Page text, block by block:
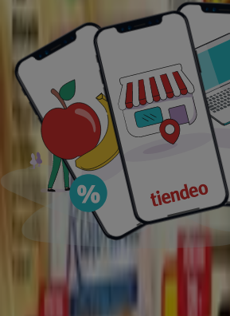
Tiendeo ve vašem
Praha Brno Ostrava
Budějovice
Hradec Králové Liberec
Pardubice
Kladno Karlovy Vary
Labem
Zlín
Mladá Boleslav
Ukázat více měst
Stáhnout aplikaci